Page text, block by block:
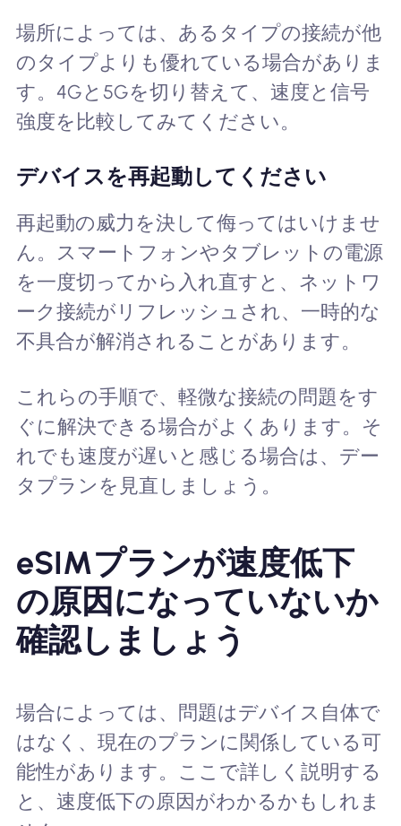
場所によっては、あるタイプの接続が他
のタイプよりも優れている場合がありま
す。4Gと5Gを切り替えて、速度と信号
強度を比較してみてください。
デバイスを再起動してください
再起動の威力を決して侮ってはいけませ
ん。スマートフォンやタブレットの電源
を一度切ってから入れ直すと、ネットワ
ーク接続がリフレッシュされ、一時的な
不具合が解消されることがあります。
これらの手順で、軽微な接続の問題をす
ぐに解決できる場合がよくあります。そ
れでも速度が遅いと感じる場合は、デー
タプランを見直しましょう。
eSIMプランが速度低下
の原因になっていないか
確認しましょう
場合によっては、問題はデバイス自体で
はなく、現在のプランに関係している可
能性があります。ここで詳しく説明する
と、速度低下の原因がわかるかもしれま